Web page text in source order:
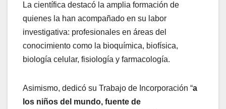
La científica destacó la amplia formación de
quienes la han acompañado en su labor
investigativa: profesionales en áreas del
conocimiento como la bioquímica, biofísica,
biología celular, fisiología y farmacología.
Asimismo, dedicó su Trabajo de Incorporación “a
los niños del mundo, fuente de